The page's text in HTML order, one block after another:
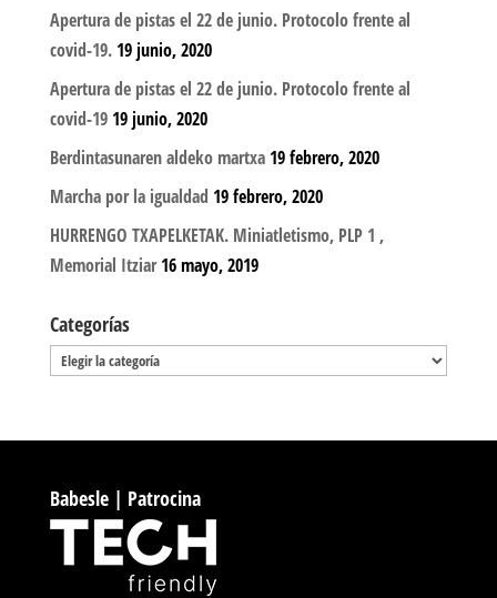
Apertura de pistas el 22 de junio. Protocolo frente al
covid-19. 19 junio, 2020
Apertura de pistas el 22 de junio. Protocolo frente al
covid-19 19 junio, 2020
Berdintasunaren aldeko martxa 19 febrero, 2020
Marcha por la igualdad 19 febrero, 2020
HURRENGO TXAPELKETAK. Miniatletismo, PLP 1 ,
Memorial Itziar 16 mayo, 2019
Categorías
Categorías
Babesle | Patrocina